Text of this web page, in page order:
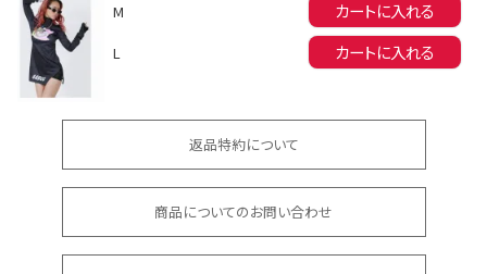
M カートに入れる
L カートに入れる
返品特約について
商品についてのお問い合わせ